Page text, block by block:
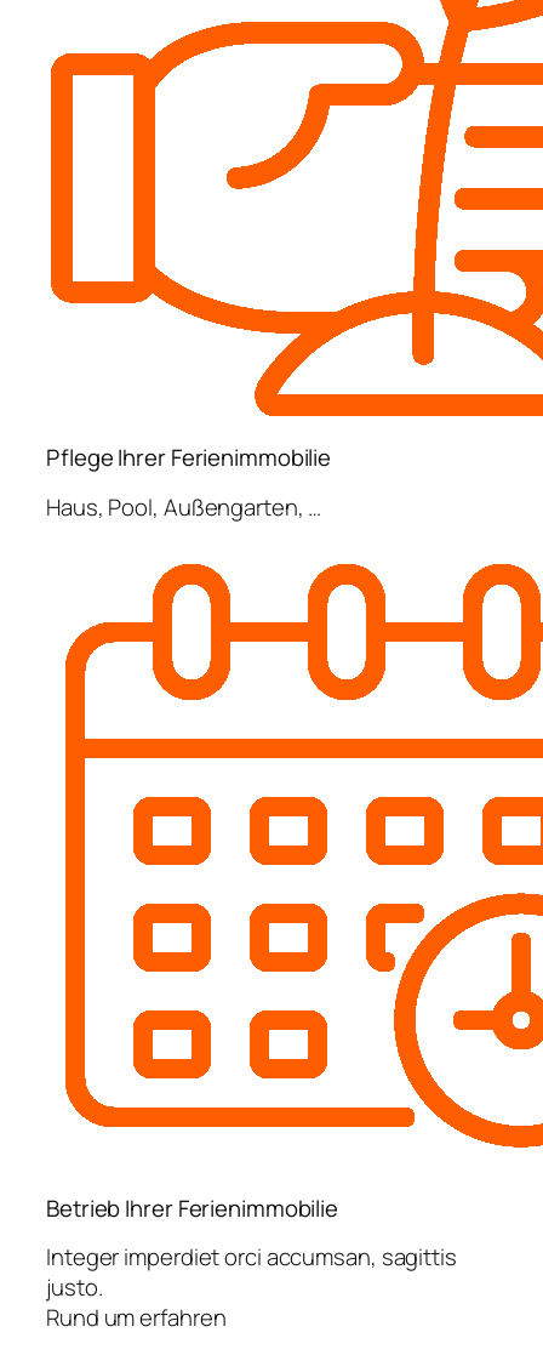
Pflege Ihrer Ferienimmobilie
Haus, Pool, Außengarten, …
Betrieb Ihrer Ferienimmobilie
Integer imperdiet orci accumsan, sagittis
justo.
Rund um erfahren